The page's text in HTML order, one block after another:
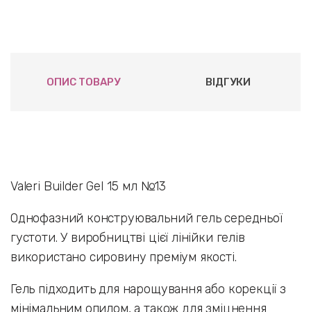
ОПИС ТОВАРУ ВІДГУКИ
Valeri Builder Gel 15 мл №13
Однофазний конструювальний гель середньої
густоти. У виробництві цієї лінійки гелів
використано сировину преміум якості.
Гель підходить для нарощування або корекції з
мінімальним опилом, а також для зміцнення